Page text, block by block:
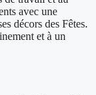
avec une
décors des Fêtes.
et à un